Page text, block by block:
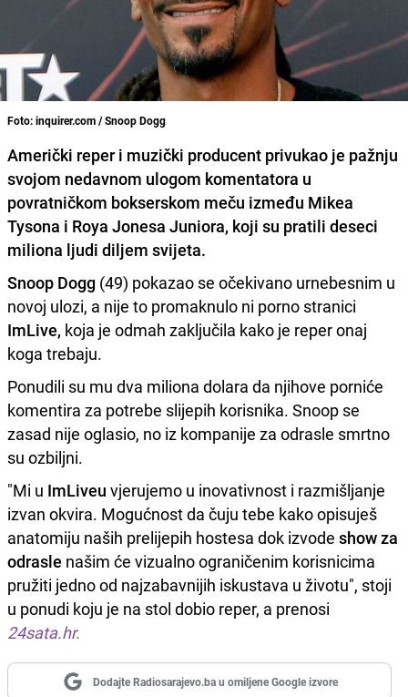
Foto: inquirer.com / Snoop Dogg
Američki reper i muzički producent privukao je pažnju
svojom nedavnom ulogom komentatora u
povratničkom bokserskom meču između Mikea
Tysona i Roya Jonesa Juniora, koji su pratili deseci
miliona ljudi diljem svijeta.
Snoop Dogg (49) pokazao se očekivano urnebesnim u
novoj ulozi, a nije to promaknulo ni porno stranici
ImLive, koja je odmah zaključila kako je reper onaj
koga trebaju.
Ponudili su mu dva miliona dolara da njihove porniće
komentira za potrebe slijepih korisnika. Snoop se
zasad nije oglasio, no iz kompanije za odrasle smrtno
su ozbiljni.
"Mi u ImLiveu vjerujemo u inovativnost i razmišljanje
izvan okvira. Mogućnost da čuju tebe kako opisuješ
anatomiju naših prelijepih hostesa dok izvode show za
odrasle našim će vizualno ograničenim korisnicima
pružiti jedno od najzabavnijih iskustava u životu", stoji
u ponudi koju je na stol dobio reper, a prenosi
24sata.hr.
Dodajte Radiosarajevo.ba u omiljene Google izvore